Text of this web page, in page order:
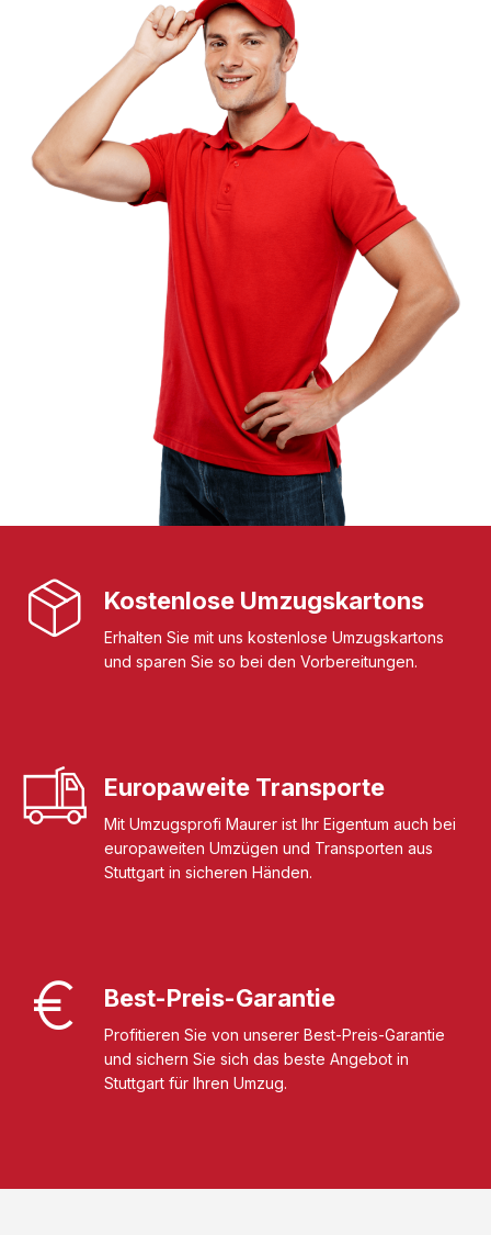
Kostenlose Umzugskartons
Erhalten Sie mit uns kostenlose Umzugskartons
und sparen Sie so bei den Vorbereitungen.
Europaweite Transporte
Mit Umzugsprofi Maurer ist Ihr Eigentum auch bei
europaweiten Umzügen und Transporten aus
Stuttgart in sicheren Händen.
Best-Preis-Garantie
Profitieren Sie von unserer Best-Preis-Garantie
und sichern Sie sich das beste Angebot in
Stuttgart für Ihren Umzug.